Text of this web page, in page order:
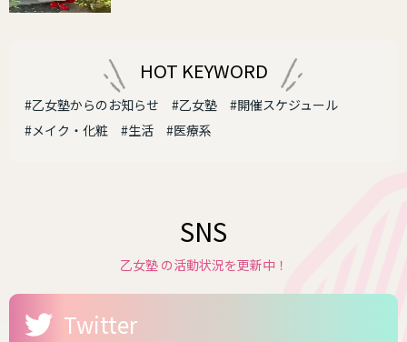
HOT KEYWORD
#乙女塾からのお知らせ #乙女塾
#開催スケジュール
#メイク・化粧
#生活 #医療系
SNS
乙女塾 の活動状況を更新中！
Twitter